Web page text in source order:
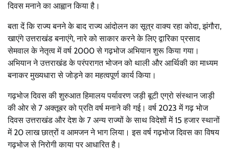
दिवस मनाने का आह्वान किया है।
बता दें कि राज्य बनने के बाद राज्य आंदोलन का सूत्र वाक्य रहा कोदा, झंगौरा,
खाएंगे उत्तराखंड बनाएंगे, नारे को साकार करने के लिए द्वारिका प्रसाद
सेमवाल के नेतृत्व में वर्ष 2000 से गढ़भोज अभियान शुरू किया गया।
अभियान ने उत्तराखंड के परंपरागत भोजन को थाली और आर्थिकी का माध्यम
बनाकर मुख्यधारा से जोड़ने का महत्वपूर्ण कार्य किया।
गढ़भोज दिवस की शुरुआत हिमालय पर्यावरण जड़ी बूटी एग्रो संस्थान जाड़ी
की ओर से 7 अक्तूबर को प्रति वर्ष मनाने की गई। वर्ष 2023 में गढ़ भोज
दिवस उत्तराखंड और देश के 7 अन्य राज्यों के साथ विदेशों में 15 हजार स्थानों
में 20 लाख छात्रों व आमजन ने भाग लिया। इस वर्ष गढ़भोज दिवस का विषय
गढ़भोज से निरोगी काया पर आधारित है।